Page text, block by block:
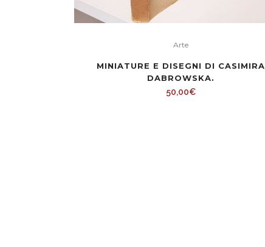
Arte
MINIATURE E DISEGNI DI CASIMIRA
DABROWSKA.
50,00€